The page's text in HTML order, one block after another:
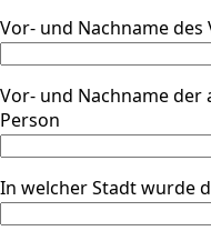
Vor- und Nachname
Vor- und Nachname
Person
In welcher Stadt wurde